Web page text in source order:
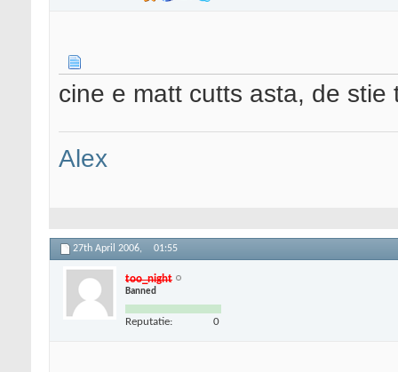
cine e matt cutts asta, de stie
Alex
27th April 2006, 01:55
too_night
Banned
Reputatie: 0